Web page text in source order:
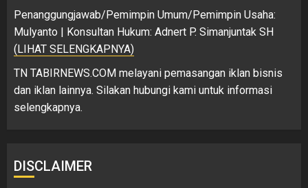
Penanggungjawab/Pemimpin Umum/Pemimpin Usaha:
Mulyanto | Konsultan Hukum: Adnert P. Simanjuntak SH
(LIHAT SELENGKAPNYA)
TN TABIRNEWS.COM melayani pemasangan iklan bisnis
dan iklan lainnya. Silakan hubungi kami untuk informasi
selengkapnya.
DISCLAIMER